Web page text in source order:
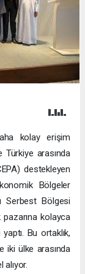
kolay erişim
arasında
destekleyen
Bölgeler
Serbest Bölgesi
kolayca
Bu ortaklık,
iki ülke arasında